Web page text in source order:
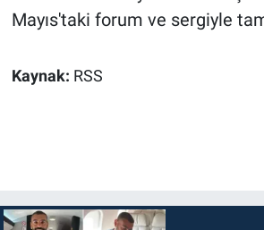
Mayıs'taki forum ve sergiyle
Kaynak: RSS